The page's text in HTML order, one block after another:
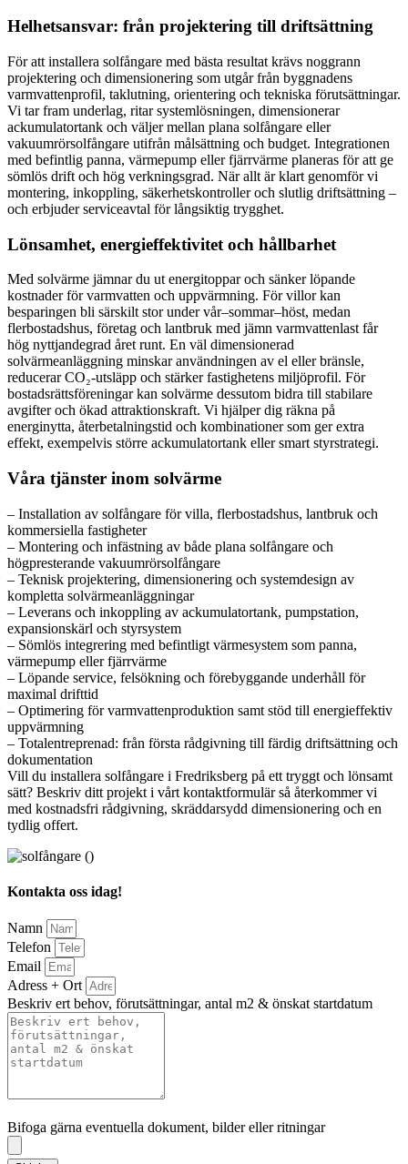
Helhetsansvar: från projektering till driftsättning
För att installera solfångare med bästa resultat krävs noggrann
projektering och dimensionering som utgår från byggnadens
varmvattenprofil, taklutning, orientering och tekniska förutsättningar.
Vi tar fram underlag, ritar systemlösningen, dimensionerar
ackumulatortank och väljer mellan plana solfångare eller
vakuumrörsolfångare utifrån målsättning och budget. Integrationen
med befintlig panna, värmepump eller fjärrvärme planeras för att ge
sömlös drift och hög verkningsgrad. När allt är klart genomför vi
montering, inkoppling, säkerhetskontroller och slutlig driftsättning –
och erbjuder serviceavtal för långsiktig trygghet.
Lönsamhet, energieffektivitet och hållbarhet
Med solvärme jämnar du ut energitoppar och sänker löpande
kostnader för varmvatten och uppvärmning. För villor kan
besparingen bli särskilt stor under vår–sommar–höst, medan
flerbostadshus, företag och lantbruk med jämn varmvattenlast får
hög nyttjandegrad året runt. En väl dimensionerad
solvärmeanläggning minskar användningen av el eller bränsle,
reducerar CO₂-utsläpp och stärker fastighetens miljöprofil. För
bostadsrättsföreningar kan solvärme dessutom bidra till stabilare
avgifter och ökad attraktionskraft. Vi hjälper dig räkna på
energinytta, återbetalningstid och kombinationer som ger extra
effekt, exempelvis större ackumulatortank eller smart styrstrategi.
Våra tjänster inom solvärme
– Installation av solfångare för villa, flerbostadshus, lantbruk och
kommersiella fastigheter
– Montering och infästning av både plana solfångare och
högpresterande vakuumrörsolfångare
– Teknisk projektering, dimensionering och systemdesign av
kompletta solvärmeanläggningar
– Leverans och inkoppling av ackumulatortank, pumpstation,
expansionskärl och styrsystem
– Sömlös integrering med befintligt värmesystem som panna,
värmepump eller fjärrvärme
– Löpande service, felsökning och förebyggande underhåll för
maximal drifttid
– Optimering för varmvattenproduktion samt stöd till energieffektiv
uppvärmning
– Totalentreprenad: från första rådgivning till färdig driftsättning och
dokumentation
Vill du installera solfångare i Fredriksberg på ett tryggt och lönsamt
sätt? Beskriv ditt projekt i vårt kontaktformulär så återkommer vi
med kostnadsfri rådgivning, skräddarsydd dimensionering och en
tydlig offert.
Kontakta oss idag!
Namn
Telefon
Email
Adress + Ort
Beskriv ert behov, förutsättningar, antal m2 & önskat startdatum
Bifoga gärna eventuella dokument, bilder eller ritningar